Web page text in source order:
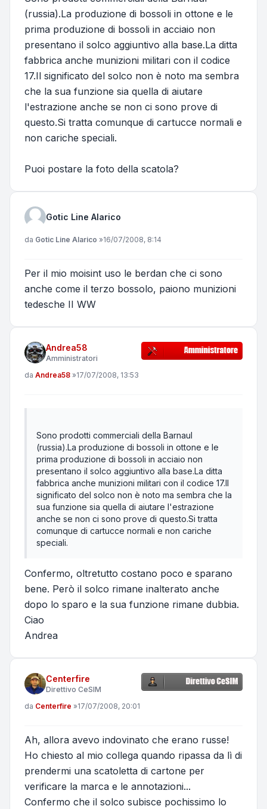
(russia).La produzione di bossoli in ottone e le
prima produzione di bossoli in acciaio non
presentano il solco aggiuntivo alla base.La ditta
fabbrica anche munizioni militari con il codice
17.Il significato del solco non è noto ma sembra
che la sua funzione sia quella di aiutare
l'estrazione anche se non ci sono prove di
questo.Si tratta comunque di cartucce normali e
non cariche speciali.
Puoi postare la foto della scatola?
Gotic Line Alarico
Messaggio
da Gotic Line Alarico »16/07/2008, 8:14
Per il mio moisint uso le berdan che ci sono
anche come il terzo bossolo, paiono munizioni
tedesche II WW
Andrea58
Amministratori
Messaggio
da Andrea58 »17/07/2008, 13:53
Sono prodotti commerciali della Barnaul
(russia).La produzione di bossoli in ottone e le
prima produzione di bossoli in acciaio non
presentano il solco aggiuntivo alla base.La ditta
fabbrica anche munizioni militari con il codice 17.Il
significato del solco non è noto ma sembra che la
sua funzione sia quella di aiutare l'estrazione
anche se non ci sono prove di questo.Si tratta
comunque di cartucce normali e non cariche
speciali.
Confermo, oltretutto costano poco e sparano
bene. Però il solco rimane inalterato anche
dopo lo sparo e la sua funzione rimane dubbia.
Ciao
Andrea
Centerfire
Direttivo CeSIM
Messaggio
da Centerfire »17/07/2008, 20:01
Ah, allora avevo indovinato che erano russe!
Ho chiesto al mio collega quando ripassa da lì di
prendermi una scatoletta di cartone per
verificare la marca e le annotazioni...
Confermo che il solco subisce pochissimo lo